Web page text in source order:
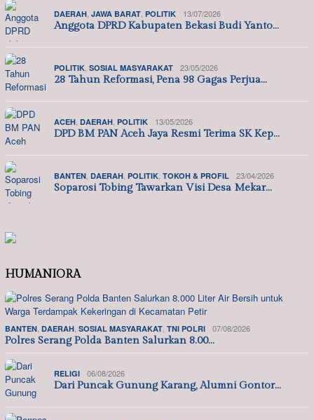
DAERAH JAWA BARAT POLITIK 13/07/2026
Anggota DPRD Kabupaten Bekasi Budi Yanto…
POLITIK SOSIAL MASYARAKAT 23/05/2026
28 Tahun Reformasi, Pena 98 Gagas Perjua…
ACEH DAERAH POLITIK 13/05/2026
DPD BM PAN Aceh Jaya Resmi Terima SK Kep…
BANTEN DAERAH POLITIK TOKOH & PROFIL 23/04/2026
Soparosi Tobing Tawarkan Visi Desa Mekar…
HUMANIORA
BANTEN DAERAH SOSIAL MASYARAKAT TNI POLRI 07/08/2026
Polres Serang Polda Banten Salurkan 8.00…
RELIGI 06/08/2026
Dari Puncak Gunung Karang, Alumni Gontor…